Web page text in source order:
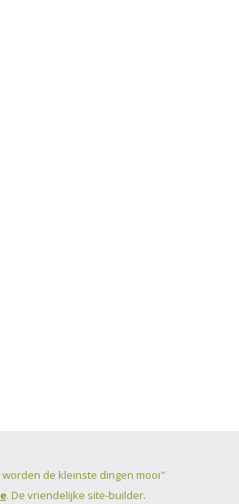
de kleinste dingen mooi"
. De vriendelijke site-builder.